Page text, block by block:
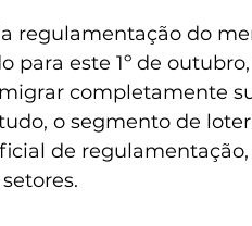
regulamentação do
para este 1º de
completamente
o segmento de
de